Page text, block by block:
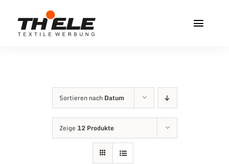
Inhalt
Service & Info
Sortieren nach Datum
Zeige 12 Produkte